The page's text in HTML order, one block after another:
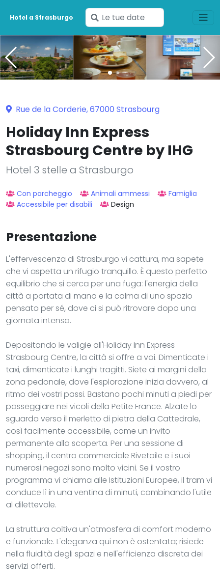
Hotel a Strasburgo
Inserisci
le
tue
date
Rue de la Corderie, 67000 Strasbourg
Holiday Inn Express
Strasbourg Centre by IHG
Hotel 3 stelle a Strasburgo
Con parcheggio Animali ammessi
Famiglia
Accessibile per disabili
Design
Presentazione
L'effervescenza di Strasburgo vi cattura, ma sapete
che vi aspetta un rifugio tranquillo. È questo perfetto
equilibrio che si cerca per una fuga: l'energia della
città a portata di mano e la calma di uno spazio
pensato per sé, dove ci si può ritrovare dopo una
giornata intensa.
Depositando le valigie all'Holiday Inn Express
Strasbourg Centre, la città si offre a voi. Dimenticate i
taxi, dimenticate i lunghi tragitti. Siete ai margini della
zona pedonale, dove l'esplorazione inizia davvero, al
ritmo dei vostri passi. Bastano pochi minuti a piedi per
passeggiare nei vicoli della Petite France. Alzate lo
sguardo verso il merletto di pietra della Cattedrale,
così facilmente accessibile, come un invito
permanente alla scoperta. Per una sessione di
shopping, il centro commerciale Rivetoile e i suoi
numerosi negozi sono molto vicini. Se il vostro
programma vi chiama alle Istituzioni Europee, il tram vi
conduce lì in una ventina di minuti, combinando l'utile
al dilettevole.
La struttura coltiva un'atmosfera di comfort moderno
e funzionale. L'eleganza qui non è ostentata; risiede
nella fluidità degli spazi e nell'efficienza discreta dei
servizi offerti.